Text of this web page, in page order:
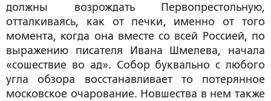
должны возрождать Первопрестольную,
отталкиваясь, как от печки, именно от того
момента, когда она вместе со всей Россией, по
выражению писателя Ивана Шмелева, начала
«сошествие во ад». Собор буквально с любого
угла обзора восстанавливает то потерянное
московское очарование. Новшества в нем также